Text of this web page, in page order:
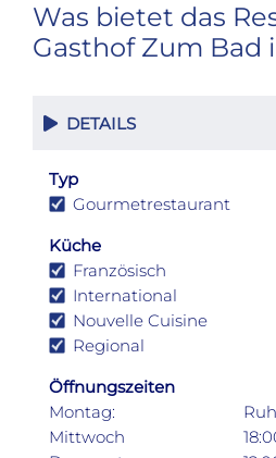
Was bietet das
Gasthof Zum Bad
DETAILS
Typ
Gourmetrestaurant
Küche
Französisch
International
Nouvelle Cuisine
Regional
Öffnungszeiten
Montag:
Mittwoch